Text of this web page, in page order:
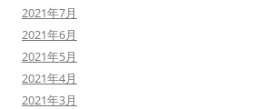
2021年7月
2021年6月
2021年5月
2021年4月
2021年3月